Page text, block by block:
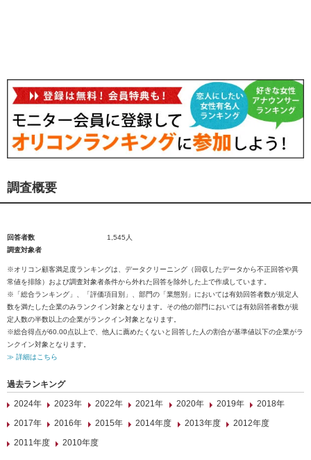
調査概要
回答者数
1,545人
調査対象者
※オリコン顧客満足度ランキングは、データクリーニング（回収したデータから不正回答や異
常値を排除）および調査対象者条件から外れた回答を除外した上で作成しています。
※「総合ランキング」、「評価項目別」、部門の「業態別」においては有効回答者数が規定人
数を満たした企業のみランクイン対象となります。その他の部門においては有効回答者数が規
定人数の半数以上の企業がランクイン対象となります。
※総合得点が60.00点以上で、他人に薦めたくないと回答した人の割合が基準値以下の企業がラ
ンクイン対象となります。
≫ 詳細はこちら
過去ランキング
2024年
2023年 2022年 2021年 2020年 2019年
2018年
2017年
2016年 2015年 2014年度 2013年度
2012年度
2011年度
2010年度